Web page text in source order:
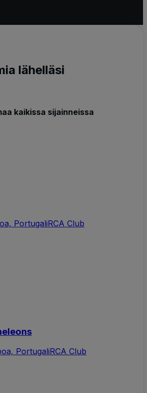
lähelläsi
kaikissa sijainneissa
PortugaliRCA Club
PortugaliRCA Club